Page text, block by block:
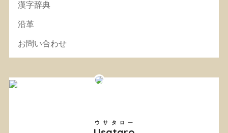
漢字辞典
沿革
お問い合わせ
ウサタロー